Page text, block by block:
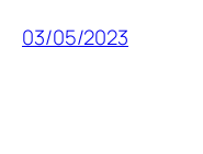
03/05/2023